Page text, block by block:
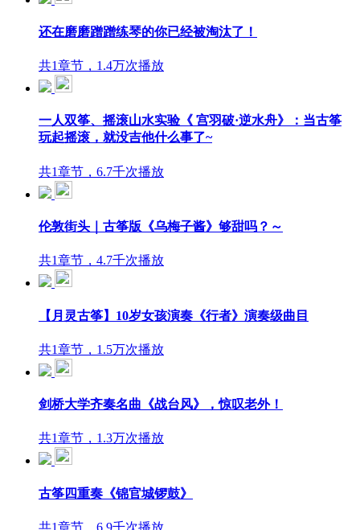
还在磨磨蹭蹭练琴的你已经被淘汰了！
共1章节，1.4万次播放
一人双筝、摇滚山水实验《 宫羽破·逆水舟》：当古筝
玩起摇滚，就没吉他什么事了~
共1章节，6.7千次播放
伦敦街头｜古筝版《乌梅子酱》够甜吗？～
共1章节，4.7千次播放
【月灵古筝】10岁女孩演奏《行者》演奏级曲目
共1章节，1.5万次播放
剑桥大学齐奏名曲《战台风》，惊叹老外！
共1章节，1.3万次播放
古筝四重奏《锦官城锣鼓》
共1章节，6.9千次播放